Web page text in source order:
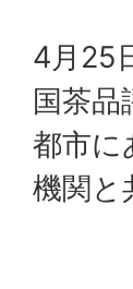
4月25
国茶品
都市に
機関と